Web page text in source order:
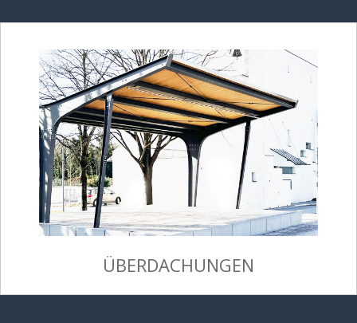
ÜBERDACHUNGEN